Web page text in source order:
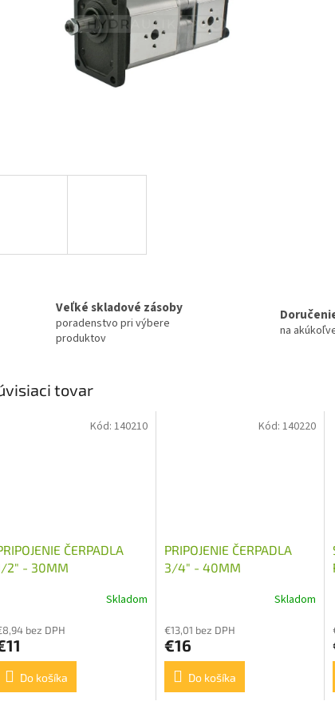
Veľké skladové zásoby
poradenstvo pri výbere
produktov
na
tovar
ČERPADLA
2" - 30MM
Skladom
bez DPH
Do košíka
Kód: 140210
PRIPOJENIE ČERPADLA
3/4" - 40MM
Skladom
€13,01 bez DPH
€16
Do košíka
Kód: 140220